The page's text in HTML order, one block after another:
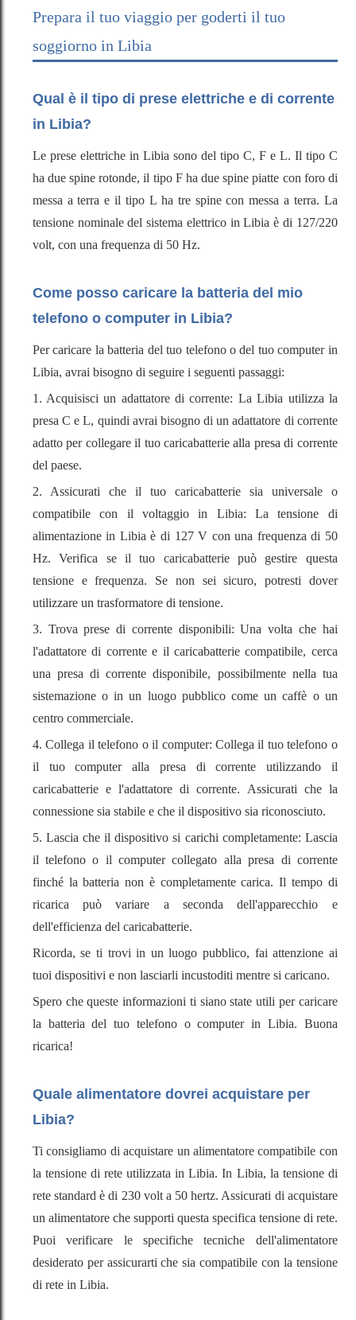
Prepara il tuo viaggio per goderti il ​​tuo
soggiorno in Libia
Qual è il tipo di prese elettriche e di corrente
in Libia?
Le prese elettriche in Libia sono del tipo C, F e L. Il tipo C
ha due spine rotonde, il tipo F ha due spine piatte con foro di
messa a terra e il tipo L ha tre spine con messa a terra. La
tensione nominale del sistema elettrico in Libia è di 127/220
volt, con una frequenza di 50 Hz.
Come posso caricare la batteria del mio
telefono o computer in Libia?
Per caricare la batteria del tuo telefono o del tuo computer in
Libia, avrai bisogno di seguire i seguenti passaggi:
1. Acquisisci un adattatore di corrente: La Libia utilizza la
presa C e L, quindi avrai bisogno di un adattatore di corrente
adatto per collegare il tuo caricabatterie alla presa di corrente
del paese.
2. Assicurati che il tuo caricabatterie sia universale o
compatibile con il voltaggio in Libia: La tensione di
alimentazione in Libia è di 127 V con una frequenza di 50
Hz. Verifica se il tuo caricabatterie può gestire questa
tensione e frequenza. Se non sei sicuro, potresti dover
utilizzare un trasformatore di tensione.
3. Trova prese di corrente disponibili: Una volta che hai
l'adattatore di corrente e il caricabatterie compatibile, cerca
una presa di corrente disponibile, possibilmente nella tua
sistemazione o in un luogo pubblico come un caffè o un
centro commerciale.
4. Collega il telefono o il computer: Collega il tuo telefono o
il tuo computer alla presa di corrente utilizzando il
caricabatterie e l'adattatore di corrente. Assicurati che la
connessione sia stabile e che il dispositivo sia riconosciuto.
5. Lascia che il dispositivo si carichi completamente: Lascia
il telefono o il computer collegato alla presa di corrente
finché la batteria non è completamente carica. Il tempo di
ricarica può variare a seconda dell'apparecchio e
dell'efficienza del caricabatterie.
Ricorda, se ti trovi in un luogo pubblico, fai attenzione ai
tuoi dispositivi e non lasciarli incustoditi mentre si caricano.
Spero che queste informazioni ti siano state utili per caricare
la batteria del tuo telefono o computer in Libia. Buona
ricarica!
Quale alimentatore dovrei acquistare per
Libia?
Ti consigliamo di acquistare un alimentatore compatibile con
la tensione di rete utilizzata in Libia. In Libia, la tensione di
rete standard è di 230 volt a 50 hertz. Assicurati di acquistare
un alimentatore che supporti questa specifica tensione di rete.
Puoi verificare le specifiche tecniche dell'alimentatore
desiderato per assicurarti che sia compatibile con la tensione
di rete in Libia.